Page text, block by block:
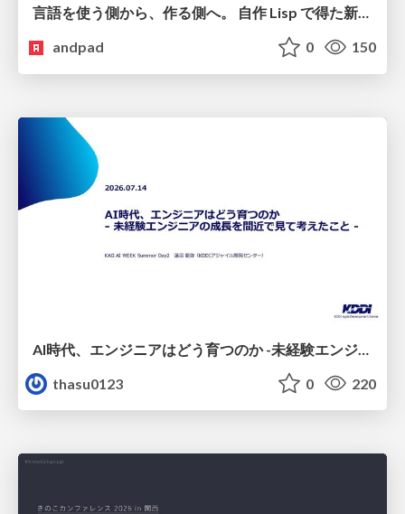
言語を使う側から、作る側へ。 自作 Lisp で得た新たな気づき。
andpad
0 150
thasu0123
0 220